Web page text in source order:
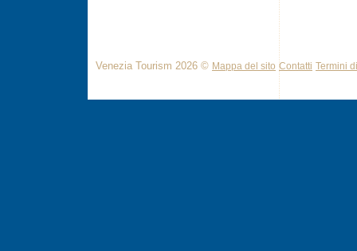
Venezia Tourism 2026 © Mappa del sito Contatti Termini